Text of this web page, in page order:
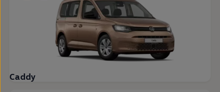
Caddy